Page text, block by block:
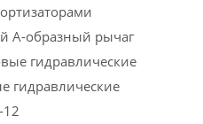
А-образный рычаг
гидравлические
гидравлические